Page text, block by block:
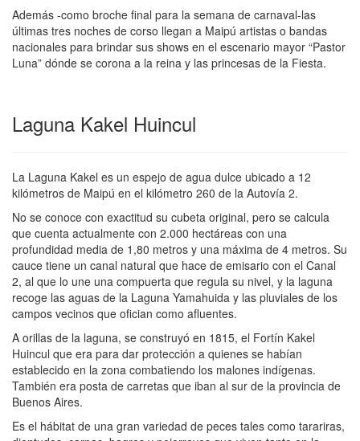
Además -como broche final para la semana de carnaval-las
últimas tres noches de corso llegan a Maipú artistas o bandas
nacionales para brindar sus shows en el escenario mayor “Pastor
Luna” dónde se corona a la reina y las princesas de la Fiesta.
Laguna Kakel Huincul
La Laguna Kakel es un espejo de agua dulce ubicado a 12
kilómetros de Maipú en el kilómetro 260 de la Autovía 2.
No se conoce con exactitud su cubeta original, pero se calcula
que cuenta actualmente con 2.000 hectáreas con una
profundidad media de 1,80 metros y una máxima de 4 metros. Su
cauce tiene un canal natural que hace de emisario con el Canal
2, al que lo une una compuerta que regula su nivel, y la laguna
recoge las aguas de la Laguna Yamahuida y las pluviales de los
campos vecinos que ofician como afluentes.
A orillas de la laguna, se construyó en 1815, el Fortín Kakel
Huincul que era para dar protección a quienes se habían
establecido en la zona combatiendo los malones indígenas.
También era posta de carretas que iban al sur de la provincia de
Buenos Aires.
Es el hábitat de una gran variedad de peces tales como tarariras,